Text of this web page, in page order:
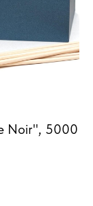
Noir", 5000